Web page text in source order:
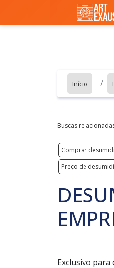
Início
Buscas
Comprar
Preço de
Exclusivo